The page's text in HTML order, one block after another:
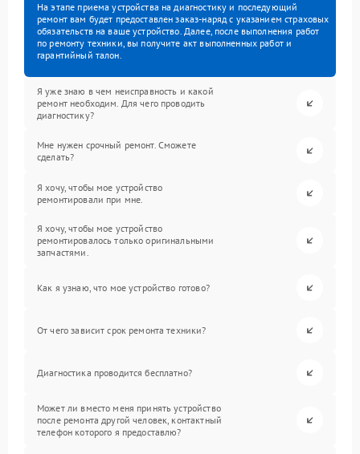
На этапе приема устройства на диагностику и последующий
ремонт вам будет предоставлен заказ-наряд с указанием страховых
обязательств на ваше устройство. Далее, после выполнения работ
по ремонту техники, вы получите акт выполненных работ и
гарантийный талон.
Я уже знаю в чем неисправность и какой
ремонт необходим. Для чего проводить
диагностику?
Мне нужен срочный ремонт. Сможете
сделать?
Я хочу, чтобы мое устройство
ремонтировали при мне.
Я хочу, чтобы мое устройство
ремонтировалось только оригинальными
запчастями.
Как я узнаю, что мое устройство готово?
От чего зависит срок ремонта техники?
Диагностика проводится бесплатно?
Может ли вместо меня принять устройство
после ремонта другой человек, контактный
телефон которого я предоставлю?